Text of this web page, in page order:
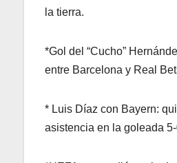
la tierra.
*Gol del “Cucho”
entre Barcelona y Real
* Luis Díaz con Bayern:
asistencia en la goleada